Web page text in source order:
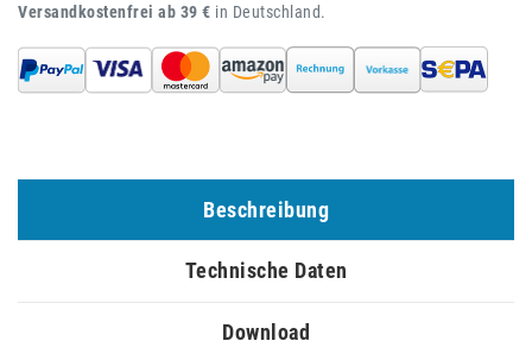
Versandkostenfrei ab 39 € in Deutschland.
Beschreibung
Technische Daten
Download